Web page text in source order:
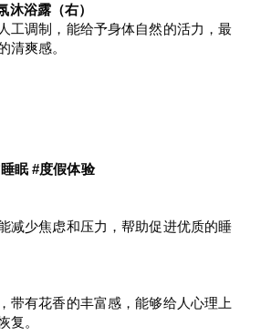
浴露（右）
工调制，能给予身体自然的活力，最
清爽感。
眠 #度假体验
减少焦虑和压力，帮助促进优质的睡
带有花香的丰富感，能够给人心理上
复。